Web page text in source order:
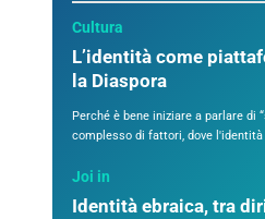
Cultura
L’identità come
la Diaspora
Perché è bene iniziare a parlare di
complesso di fattori, dove
Joi in
Identità ebraica, tra